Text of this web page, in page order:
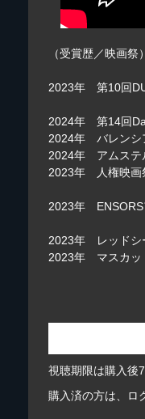
（受賞歴／映画祭）
2023年 第10回
2024年 第14回
2024年 バレンシ
2024年 アムステ
2023年 人権映画
2023年
2023年 レッドシ
2023年 マスカッ
視聴期限は購入後7
購入済の方は、ロ